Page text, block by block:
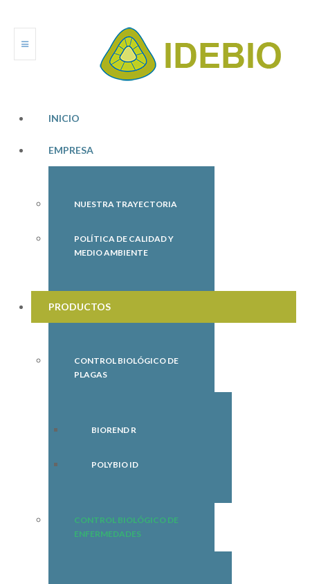
INICIO
EMPRESA
NUESTRA TRAYECTORIA
POLÍTICA DE CALIDAD Y
MEDIO AMBIENTE
PRODUCTOS
CONTROL BIOLÓGICO DE
PLAGAS
BIOREND R
POLYBIO ID
CONTROL BIOLÓGICO DE
ENFERMEDADES